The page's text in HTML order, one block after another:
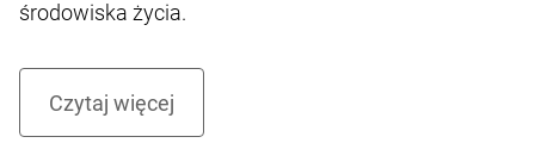
środowiska życia.